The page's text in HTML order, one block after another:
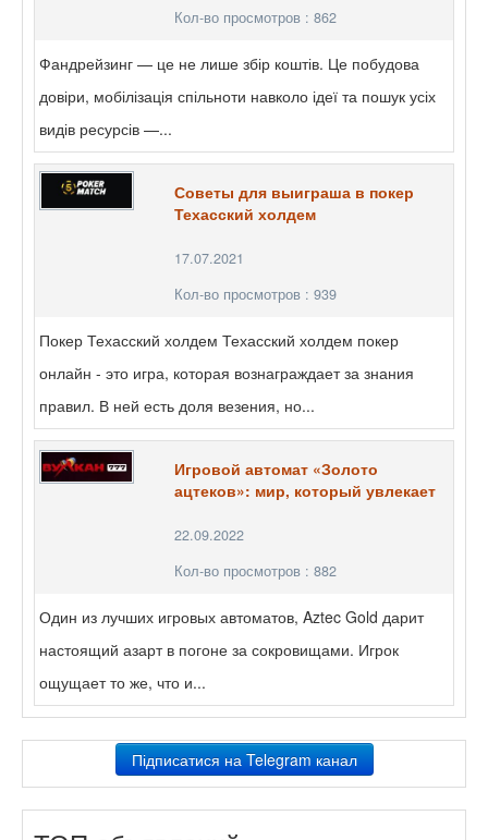
Кол-во просмотров : 862
Фандрейзинг — це не лише збір коштів. Це побудова
довіри, мобілізація спільноти навколо ідеї та пошук усіх
видів ресурсів —...
Советы для выиграша в покер
Техасский холдем
17.07.2021
Кол-во просмотров : 939
Покер Техасский холдем Техасский холдем покер
онлайн - это игра, которая вознаграждает за знания
правил. В ней есть доля везения, но...
Игровой автомат «Золото
ацтеков»: мир, который увлекает
22.09.2022
Кол-во просмотров : 882
Один из лучших игровых автоматов, Aztec Gold дарит
настоящий азарт в погоне за сокровищами. Игрок
ощущает то же, что и...
Підписатися на Telegram канал